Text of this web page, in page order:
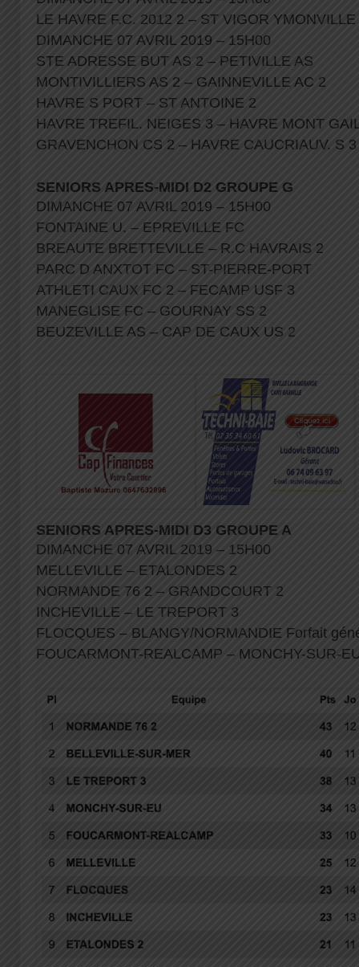
LE HAVRE F.C. 2012 2 – ST VIGOR YMONVILLE
DIMANCHE 07 AVRIL 2019 – 15H00
STE ADRESSE BUT AS 2 – PETIVILLE AS
MONTIVILLIERS AS 2 – GAINNEVILLE AC 2
HAVRE S PORT – ST ANTOINE 2
HAVRE TREFIL. NEIGES 3 – HAVRE MONT
GRAVENCHON CS 2 – HAVRE CAUCRIAUV. S
SENIORS APRES-MIDI D2 GROUPE G
DIMANCHE 07 AVRIL 2019 – 15H00
FONTAINE U. – EPREVILLE FC
BREAUTE BRETTEVILLE – R.C HAVRAIS 2
PARC D ANXTOT FC – ST-PIERRE-PORT
ATHLETI CAUX FC 2 – FECAMP USF 3
MANEGLISE FC – GOURNAY SS 2
BEUZEVILLE AS – CAP DE CAUX US 2
SENIORS APRES-MIDI D3 GROUPE A
DIMANCHE 07 AVRIL 2019 – 15H00
MELLEVILLE – ETALONDES 2
NORMANDE 76 2 – GRANDCOURT 2
INCHEVILLE – LE TREPORT 3
FLOCQUES – BLANGY/NORMANDIE Forfait
FOUCARMONT-REALCAMP – MONCHY-SUR-